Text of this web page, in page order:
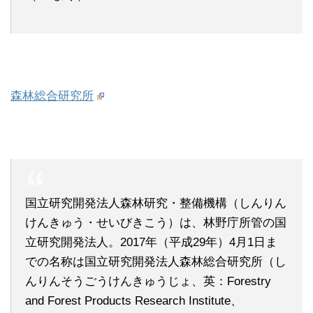
森林総合研究所
国立研究開発法人森林研究・整備機構（しんりん
けんきゅう・せいびきこう）は、林野庁所管の国
立研究開発法人。2017年（平成29年）4月1日ま
での名称は国立研究開発法人森林総合研究所（し
んりんそうごうけんきゅうじょ、英：Forestry
and Forest Products Research Institute、